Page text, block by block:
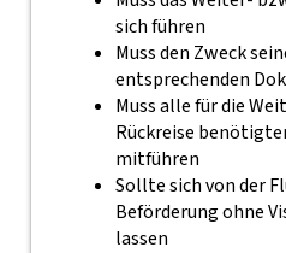
sich führen
Muss den Zweck
entsprechenden
Muss alle für die
Rückreise
mitführen
Sollte sich von der
Beförderung ohne
lassen